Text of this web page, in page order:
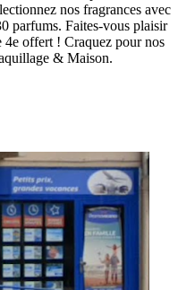
nos fragrances avec
parfums. Faites-vous plaisir
4e offert ! Craquez pour nos
& Maison.